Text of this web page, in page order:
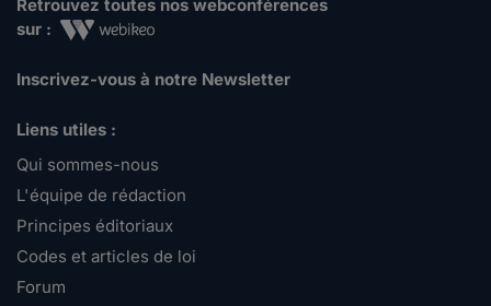
Retrouvez toutes nos webconférences
sur :
Inscrivez-vous à notre Newsletter
Liens utiles :
Qui sommes-nous
L'équipe de rédaction
Principes éditoriaux
Codes et articles de loi
Forum